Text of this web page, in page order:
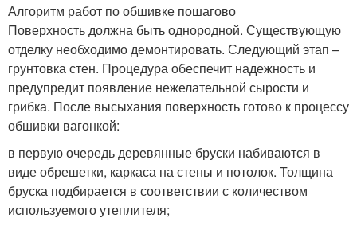
Алгоритм работ по обшивке пошагово
Поверхность должна быть однородной. Существующую
отделку необходимо демонтировать. Следующий этап –
грунтовка стен. Процедура обеспечит надежность и
предупредит появление нежелательной сырости и
грибка. После высыхания поверхность готово к процессу
обшивки вагонкой:
в первую очередь деревянные бруски набиваются в
виде обрешетки, каркаса на стены и потолок. Толщина
бруска подбирается в соответствии с количеством
используемого утеплителя;